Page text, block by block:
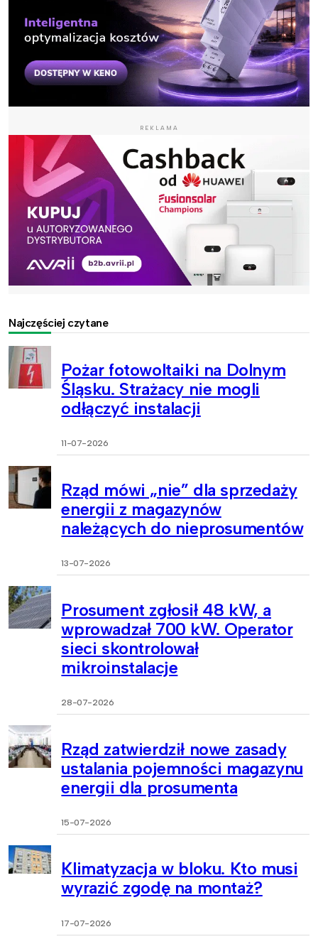
REKLAMA
Najczęściej czytane
Pożar fotowoltaiki na Dolnym
Śląsku. Strażacy nie mogli
odłączyć instalacji
11-07-2026
Rząd mówi „nie” dla sprzedaży
energii z magazynów
należących do nieprosumentów
13-07-2026
Prosument zgłosił 48 kW, a
wprowadzał 700 kW. Operator
sieci skontrolował
mikroinstalacje
28-07-2026
Rząd zatwierdził nowe zasady
ustalania pojemności magazynu
energii dla prosumenta
15-07-2026
Klimatyzacja w bloku. Kto musi
wyrazić zgodę na montaż?
17-07-2026